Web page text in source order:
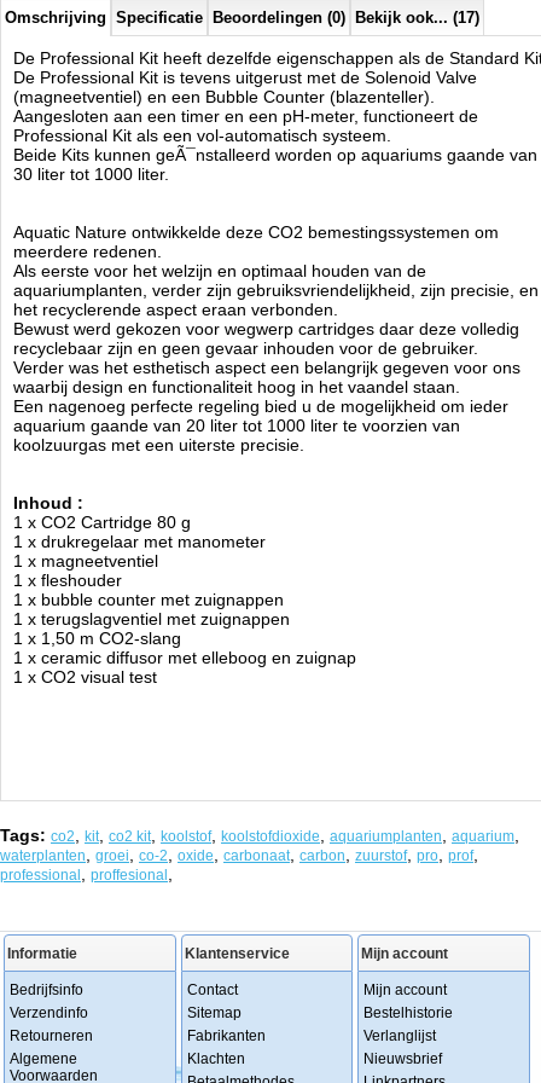
Aquatic Nature
Manufactured by: Aquatic Nature
Model:AN-02778
Product ID:
3.6220 199.95 199.95 Available from:Aquariumonderdelen.nl
Pre-OrderNew
Omschrijving Specificatie Beoordelingen (0) Bekijk ook... (17)
De Professional Kit heeft dezelfde eigenschappen als de Standard
De Professional Kit is tevens uitgerust met de Solenoid Valve
(magneetventiel) en een Bubble Counter (blazenteller).
Aangesloten aan een timer en een pH-meter, functioneert de
Professional Kit als een vol-automatisch systeem.
Beide Kits kunnen geÃ¯nstalleerd worden op aquariums gaande van
30 liter tot 1000 liter.
Aquatic Nature ontwikkelde deze CO2 bemestingssystemen om
meerdere redenen.
Als eerste voor het welzijn en optimaal houden van de
aquariumplanten, verder zijn gebruiksvriendelijkheid, zijn precisie, en
het recyclerende aspect eraan verbonden.
Bewust werd gekozen voor wegwerp cartridges daar deze volledig
recyclebaar zijn en geen gevaar inhouden voor de gebruiker.
Verder was het esthetisch aspect een belangrijk gegeven voor ons
waarbij design en functionaliteit hoog in het vaandel staan.
Een nagenoeg perfecte regeling bied u de mogelijkheid om ieder
aquarium gaande van 20 liter tot 1000 liter te voorzien van
koolzuurgas met een uiterste precisie.
Inhoud :
1 x CO2 Cartridge 80 g
1 x drukregelaar met manometer
1 x magneetventiel
1 x fleshouder
1 x bubble counter met zuignappen
1 x terugslagventiel met zuignappen
1 x 1,50 m CO2-slang
1 x ceramic diffusor met elleboog en zuignap
1 x CO2 visual test
Tags: co2 kit co2 kit koolstof, koolstofdioxide aquariumplanten aquarium
waterplanten groei co-2 oxide carbonaat carbon zuurstof, pro prof,
professional proffesional
Informatie
Bedrijfsinfo
Verzendinfo
Retourneren
Algemene
Voorwaarden
Klantenservice
Contact
Sitemap
Fabrikanten
Klachten
Mijn account
Mijn account
Bestelhistorie
Verlanglijst
Nieuwsbrief